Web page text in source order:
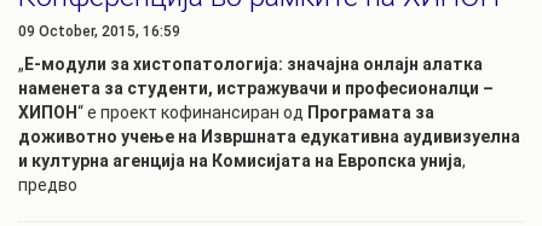
09 October, 2015, 16:59
„Е-модули за хистопатологија: значајна онлајн алатка
наменета за студенти, истражувачи и професионалци –
ХИПОН“ е проект кофинансиран од Програмата за
доживотно учење на Извршната едукативна аудивизуелна
и културна агенција на Комисијата на Европска унија,
предво